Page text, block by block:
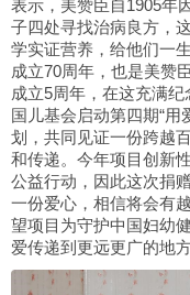
表示，美赞臣自1905年
子四处寻找治病良方，
学实证营养，给他们一
成立70周年，也是美赞
成立5周年，在这充满
国儿基会启动第四期“用
划，共同见证一份跨越
和传递。今年项目创新
公益行动，因此这次捐
一份爱心，相信将会有
望项目为守护中国妇幼
爱传递到更远更广的地方